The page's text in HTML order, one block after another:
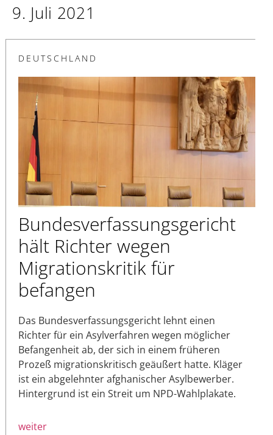
9. Juli 2021
DEUTSCHLAND
Bundesverfassungsgericht
hält Richter wegen
Migrationskritik für
befangen
Das Bundesverfassungsgericht lehnt einen
Richter für ein Asylverfahren wegen möglicher
Befangenheit ab, der sich in einem früheren
Prozeß migrationskritisch geäußert hatte. Kläger
ist ein abgelehnter afghanischer Asylbewerber.
Hintergrund ist ein Streit um NPD-Wahlplakate.
weiter